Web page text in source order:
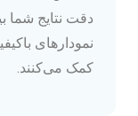
دقت نتایج شما
نمودارهای
کمک می‌کنند.